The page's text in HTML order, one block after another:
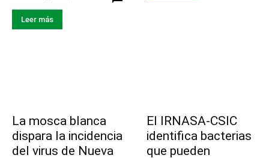
Leer más
La mosca blanca
dispara la incidencia
del virus de Nueva
El IRNASA-CSIC
identifica bacterias
que pueden